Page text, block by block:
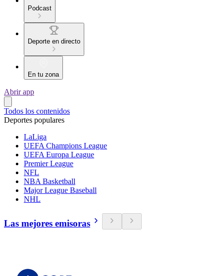
Podcast
Deporte en directo
En tu zona
Abrir app
Todos los contenidos
Deportes populares
LaLiga
UEFA Champions League
UEFA Europa League
Premier League
NFL
NBA Basketball
Major League Baseball
NHL
Las mejores emisoras